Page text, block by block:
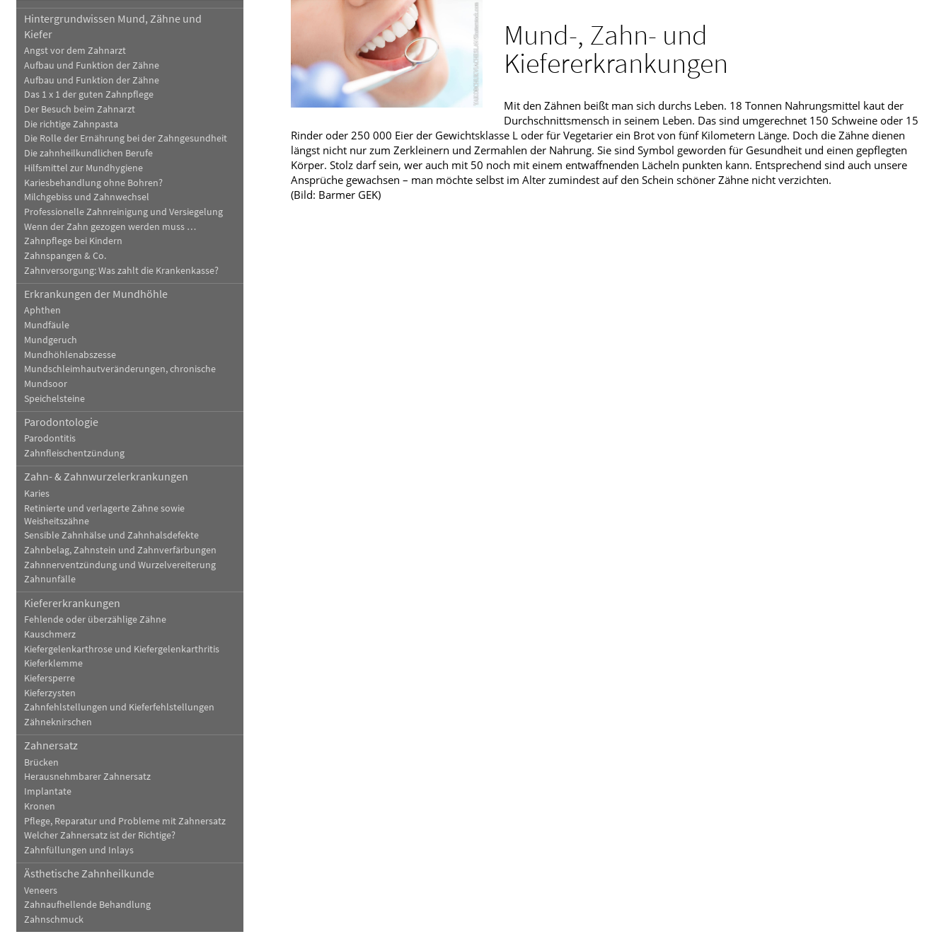
Blut, Krebs und Infektionen
Haut, Haare und Nägel
Psychische Erkrankungen
Schmerz- und Schlafmedizin
Frauenkrankheiten
Männerkrankheiten
Hintergrundwissen Mund, Zähne und
Kiefer
Angst vor dem Zahnarzt
Aufbau und Funktion der Zähne
Aufbau und Funktion der Zähne
Das 1 x 1 der guten Zahnpflege
Der Besuch beim Zahnarzt
Die richtige Zahnpasta
Die Rolle der Ernährung bei der Zahngesundheit
Die zahnheilkundlichen Berufe
Hilfsmittel zur Mundhygiene
Kariesbehandlung ohne Bohren?
Milchgebiss und Zahnwechsel
Professionelle Zahnreinigung und Versiegelung
Wenn der Zahn gezogen werden muss …
Zahnpflege bei Kindern
Zahnspangen & Co.
Zahnversorgung: Was zahlt die Krankenkasse?
Erkrankungen der Mundhöhle
Aphthen
Mundfäule
Mundgeruch
Mundhöhlenabszesse
Mundschleimhautveränderungen, chronische
Mundsoor
Speichelsteine
Parodontologie
Parodontitis
Zahnfleischentzündung
Zahn- & Zahnwurzelerkrankungen
Karies
Retinierte und verlagerte Zähne sowie
Weisheitszähne
Sensible Zahnhälse und Zahnhalsdefekte
Zahnbelag, Zahnstein und Zahnverfärbungen
Zahnnerventzündung und Wurzelvereiterung
Zahnunfälle
Kiefererkrankungen
Fehlende oder überzählige Zähne
Kauschmerz
Kiefergelenkarthrose und Kiefergelenkarthritis
Kieferklemme
Kiefersperre
Kieferzysten
Zahnfehlstellungen und Kieferfehlstellungen
Zähneknirschen
Zahnersatz
Brücken
Herausnehmbarer Zahnersatz
Implantate
Kronen
Pflege, Reparatur und Probleme mit Zahnersatz
Welcher Zahnersatz ist der Richtige?
Zahnfüllungen und Inlays
Ästhetische Zahnheilkunde
Veneers
Zahnaufhellende Behandlung
Zahnschmuck
Mund-, Zahn- und
Kiefererkrankungen
Mit den Zähnen beißt man sich durchs Leben. 18 Tonnen Nahrungsmittel kaut der
Durchschnittsmensch in seinem Leben. Das sind umgerechnet 150 Schweine oder 15
Rinder oder 250 000 Eier der Gewichtsklasse L oder für Vegetarier ein Brot von fünf Kilometern Länge. Doch die Zähne dienen
längst nicht nur zum Zerkleinern und Zermahlen der Nahrung. Sie sind Symbol geworden für Gesundheit und einen gepflegten
Körper. Stolz darf sein, wer auch mit 50 noch mit einem entwaffnenden Lächeln punkten kann. Entsprechend sind auch unsere
Ansprüche gewachsen – man möchte selbst im Alter zumindest auf den Schein schöner Zähne nicht verzichten.
(Bild: Barmer GEK)